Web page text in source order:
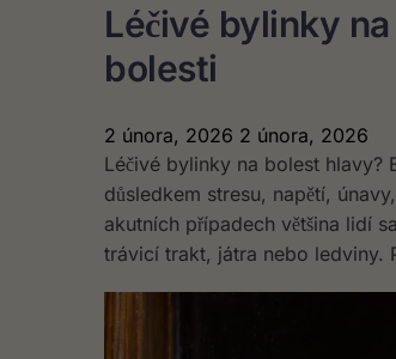
Léčivé bylinky
bolesti
2 února, 2026 2 února, 2026
Léčivé bylinky na bolest hlavy?
důsledkem stresu, napětí,
akutních případech většina lidí
trávicí trakt, játra nebo ledviny.